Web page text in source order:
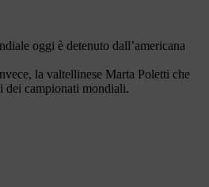
oggi è detenuto dall’americana
la valtellinese Marta Poletti che
dei campionati mondiali.